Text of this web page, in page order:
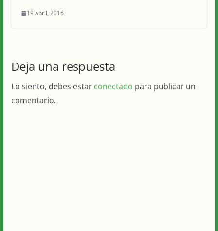
19 abril, 2015
Deja una respuesta
Lo siento, debes estar conectado para publicar un
comentario.